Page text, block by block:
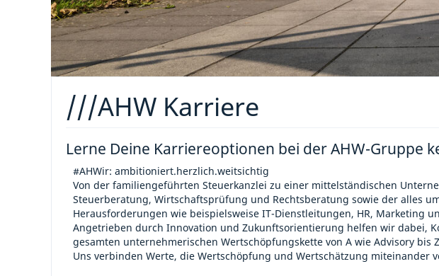
///AHW Karriere
Lerne Deine Karriereoptionen bei der AHW-Gruppe
#AHWir: ambitioniert.herzlich.weitsichtig
Von der familiengeführten Steuerkanzlei zu einer mittelständischen
Steuerberatung, Wirtschaftsprüfung und Rechtsberatung sowie der alles
Herausforderungen wie beispielsweise IT-Dienstleitungen, HR, Marketing
Angetrieben durch Innovation und Zukunftsorientierung helfen wir dabei,
gesamten unternehmerischen Wertschöpfungskette von A wie Advisory bis
Uns verbinden Werte, die Wertschöpfung und Wertschätzung miteinander